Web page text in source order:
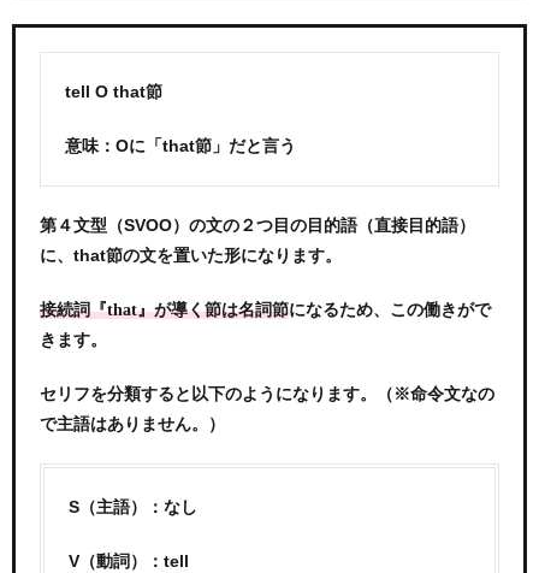
tell O that節
意味：Oに「that節」だと言う
第４文型（SVOO）の文の２つ目の目的語（直接目的語）
に、that節の文を置いた形になります。
接続詞『that』が導く節は名詞節になるため、この働きがで
きます。
セリフを分類すると以下のようになります。（※命令文なの
で主語はありません。）
S（主語）：なし
V（動詞）：tell